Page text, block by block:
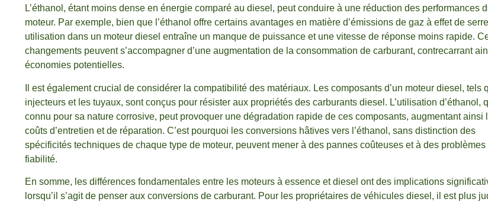
L’éthanol, étant moins dense en énergie comparé au diesel, peut conduire à une réduction des performances
moteur. Par exemple, bien que l’éthanol offre certains avantages en matière d’émissions de gaz à effet de
utilisation dans un moteur diesel entraîne un manque de puissance et une vitesse de réponse moins rapide.
changements peuvent s’accompagner d’une augmentation de la consommation de carburant, contrecarrant
économies potentielles.
Il est également crucial de considérer la compatibilité des matériaux. Les composants d’un moteur diesel, tels
injecteurs et les tuyaux, sont conçus pour résister aux propriétés des carburants diesel. L’utilisation d’éthanol,
connu pour sa nature corrosive, peut provoquer une dégradation rapide de ces composants, augmentant ainsi
coûts d’entretien et de réparation. C’est pourquoi les conversions hâtives vers l’éthanol, sans distinction des
spécificités techniques de chaque type de moteur, peuvent mener à des pannes coûteuses et à des problèmes
fiabilité.
En somme, les différences fondamentales entre les moteurs à essence et diesel ont des implications
lorsqu’il s’agit de penser aux conversions de carburant. Pour les propriétaires de véhicules diesel, il est plus